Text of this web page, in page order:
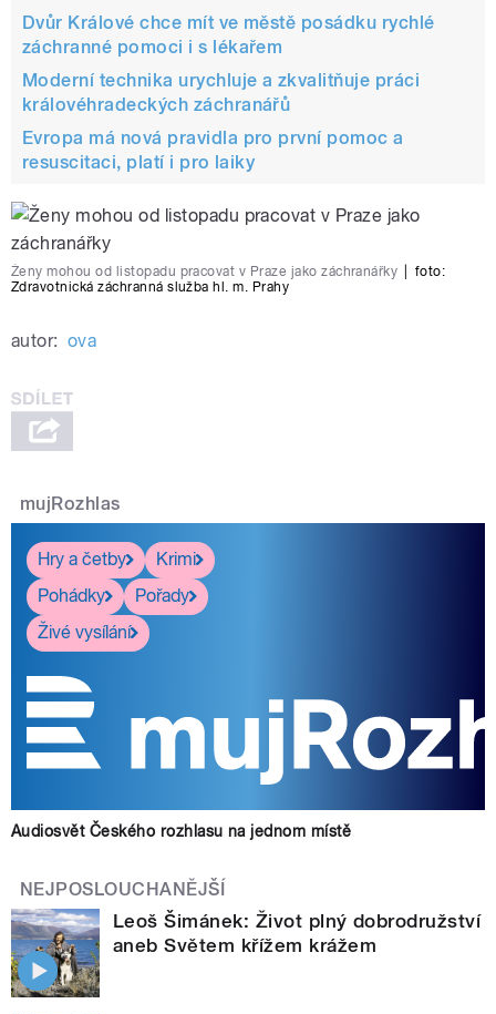
Dvůr Králové chce mít ve městě posádku rychlé
záchranné pomoci i s lékařem
Moderní technika urychluje a zkvalitňuje práci
královéhradeckých záchranářů
Evropa má nová pravidla pro první pomoc a
resuscitaci, platí i pro laiky
Ženy mohou od listopadu pracovat v Praze jako záchranářky
foto:
Zdravotnická záchranná služba hl. m. Prahy
autor: ova
mujRozhlas
Hry a četby
Krimi
Pohádky
Pořady
Živé vysílání
Audiosvět Českého rozhlasu na jednom místě
NEJPOSLOUCHANĚJŠÍ
Leoš Šimánek: Život plný dobrodružství
aneb Světem křížem krážem